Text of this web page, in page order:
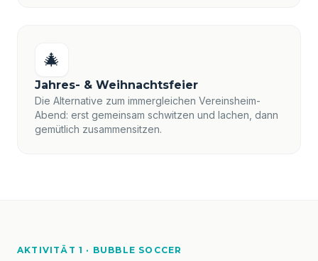
🎄
Jahres- & Weihnachtsfeier
Die Alternative zum immergleichen Vereinsheim-
Abend: erst gemeinsam schwitzen und lachen, dann
gemütlich zusammensitzen.
AKTIVITÄT 1 · BUBBLE SOCCER